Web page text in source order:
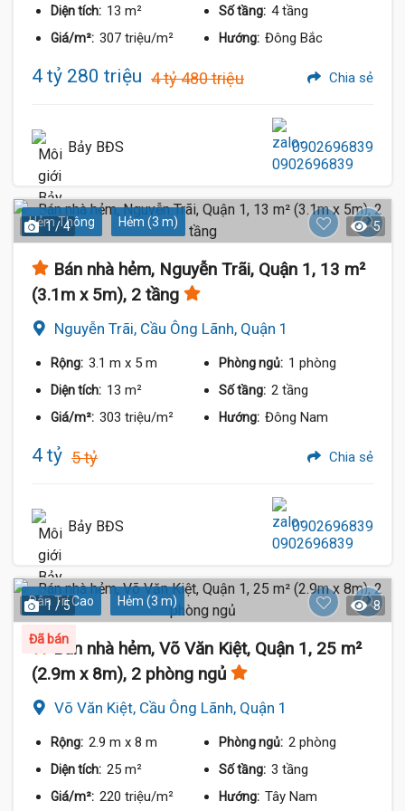
Diện tích: 13 m² Số tầng: 4 tầng
Giá/m²: 307 triệu/m² Hướng: Đông Bắc
4 tỷ 280 triệu 4 tỷ 480 triệu Chia sẻ
Bảy BĐS 0902696839
Hẻm Thông Hẻm (3 m)
1 / 4 5
Bán nhà hẻm, Nguyễn Trãi, Quận 1, 13 m²
(3.1m x 5m), 2 tầng
Nguyễn Trãi, Cầu Ông Lãnh, Quận 1
Rộng: 3.1 m x 5 m Phòng ngủ: 1 phòng
Diện tích: 13 m² Số tầng: 2 tầng
Giá/m²: 303 triệu/m² Hướng: Đông Nam
4 tỷ 5 tỷ Chia sẻ
Bảy BĐS 0902696839
Dân Trí Cao Hẻm (3 m)
Đã bán
1 / 5 8
Bán nhà hẻm, Võ Văn Kiệt, Quận 1, 25 m²
(2.9m x 8m), 2 phòng ngủ
Võ Văn Kiệt, Cầu Ông Lãnh, Quận 1
Rộng: 2.9 m x 8 m Phòng ngủ: 2 phòng
Diện tích: 25 m² Số tầng: 3 tầng
Giá/m²: 220 triệu/m² Hướng: Tây Nam